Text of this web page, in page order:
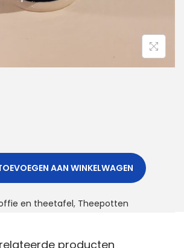
AAN WINKELWAGEN
en theetafel, Theepotten
producten